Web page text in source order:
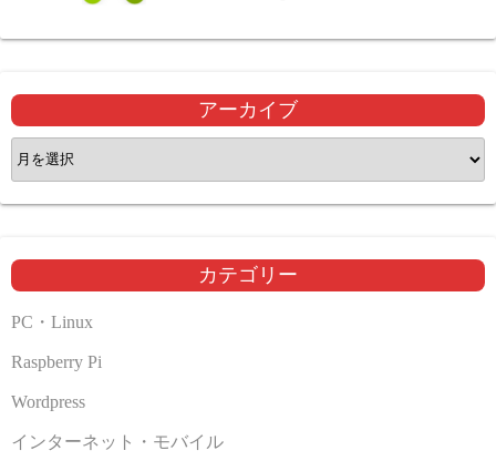
アーカイブ
ア
ー
カ
ブ
カテゴリー
PC・Linux
Raspberry Pi
Wordpress
インターネット・モバイル